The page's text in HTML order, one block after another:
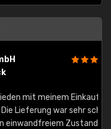
meinem Einkauf bei
war sehr schnell
Zustand